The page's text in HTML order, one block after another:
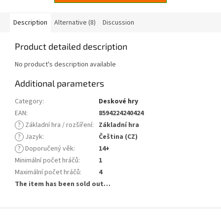
Description Alternative (8) Discussion
Product detailed description
No product's description available
Additional parameters
Category:
Deskové hry
EAN:
8594224240424
? Základní hra / rozšíření: Základní hra
? Jazyk:
Čeština (CZ)
? Doporučený věk:
14+
Minimální počet hráčů:
1
Maximální počet hráčů:
4
The item has been sold out…